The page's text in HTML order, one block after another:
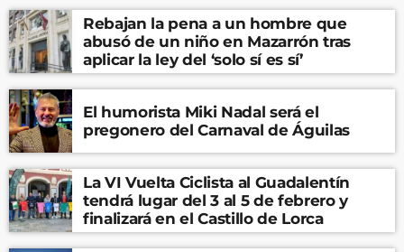
Rebajan la pena a un hombre que
abusó de un niño en Mazarrón tras
aplicar la ley del ‘solo sí es sí’
El humorista Miki Nadal será el
pregonero del Carnaval de Águilas
La VI Vuelta Ciclista al Guadalentín
tendrá lugar del 3 al 5 de febrero y
finalizará en el Castillo de Lorca